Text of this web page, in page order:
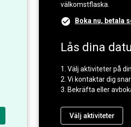
välkomstflaska.
Boka nu, betala
Lås dina
1. Välj aktiviteter på
2. Vi kontaktar dig
3. Bekräfta eller
Välj aktiviteter